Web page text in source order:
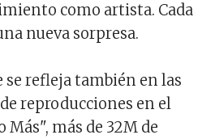
como artista. Cada
nueva sorpresa.
refleja también en las
reproducciones en el
Más", más de 32M de